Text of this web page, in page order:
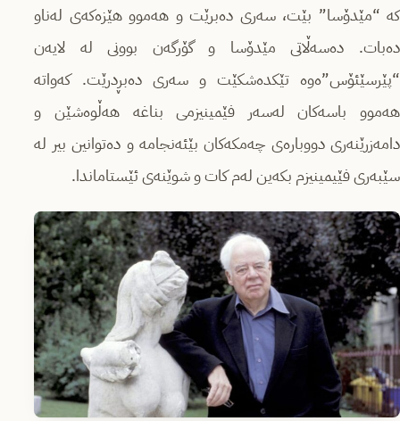
کە “مێدۆسا” بێت، سەری دەبرێت و هەموو هێزەکەی لەناو
دەبات. دەسەڵاتی مێدۆسا و گۆرگەن بوونی لە لایەن
“پێرسێئۆس”ەوە تێکدەشکێت و سەری دەبڕدرێت. کەواتە
هەموو باسەکان لەسەر فێمینیزمی بناغە هەڵوەشێن و
دامەزرێنەری دووبارەی چەمکەکان بێئەنجامە و دەتوانین بیر لە
سێبەری فێیمینیزم بکەین لەم کات و شوێنەی ئێستاماندا.